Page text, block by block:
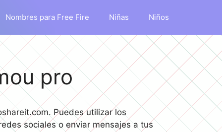
Nombres para Free Fire Niñas Niños
pro
Puedes utilizar los
sociales o enviar mensajes a tus